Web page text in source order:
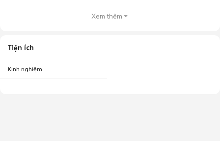
Xem thêm
Tiện ích
Kinh nghiệm